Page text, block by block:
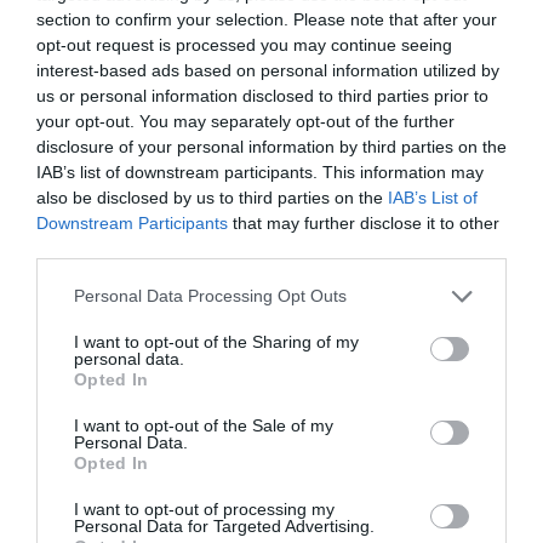
section to confirm your selection. Please note that after your
opt-out request is processed you may continue seeing
interest-based ads based on personal information utilized by
us or personal information disclosed to third parties prior to
your opt-out. You may separately opt-out of the further
disclosure of your personal information by third parties on the
IAB’s list of downstream participants. This information may
also be disclosed by us to third parties on the IAB’s List of
Downstream Participants that may further disclose it to other
Please note that this website/app uses one or more Google
not limited to your visit or usage behaviour. You may click to
grant or deny consent to Google and its third-party tags to
use your data for below specified purposes in below Google
consent section.
Personal Data Processing Opt Outs
I want to opt-out of the Sharing of my
personal data.
Opted In
I want to opt-out of the Sale of my
Personal Data.
Opted In
I want to opt-out of processing my
Personal Data for Targeted Advertising.
augusztus 20 közlekedés forgalom budapest